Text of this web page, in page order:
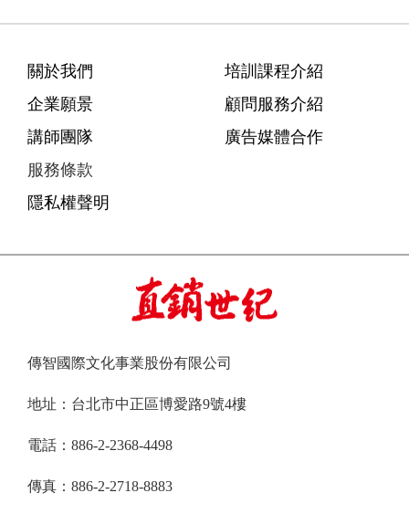
關於我們
企業願景
講師團隊
服務條款
隱私權聲明
培訓課程介紹
顧問服務介紹
廣告媒體合作
傳智國際文化事業股份有限公司
地址：台北市中正區博愛路9號4樓
電話：886-2-2368-4498
傳真：886-2-2718-8883